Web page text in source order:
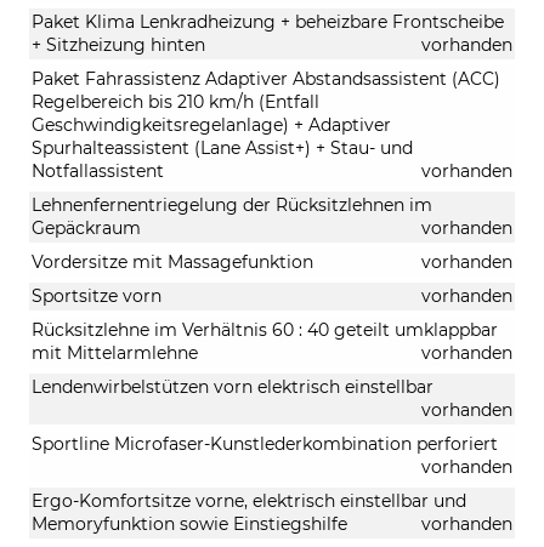
Paket Klima Lenkradheizung + beheizbare Frontscheibe
+ Sitzheizung hinten
vorhanden
Paket Fahrassistenz Adaptiver Abstandsassistent (ACC)
Regelbereich bis 210 km/h (Entfall
Geschwindigkeitsregelanlage) + Adaptiver
Spurhalteassistent (Lane Assist+) + Stau- und
Notfallassistent
vorhanden
Lehnenfernentriegelung der Rücksitzlehnen im
Gepäckraum
vorhanden
Vordersitze mit Massagefunktion
vorhanden
Sportsitze vorn
vorhanden
Rücksitzlehne im Verhältnis 60 : 40 geteilt umklappbar
mit Mittelarmlehne
vorhanden
Lendenwirbelstützen vorn elektrisch einstellbar
vorhanden
Sportline Microfaser-Kunstlederkombination perforiert
vorhanden
Ergo-Komfortsitze vorne, elektrisch einstellbar und
Memoryfunktion sowie Einstiegshilfe
vorhanden